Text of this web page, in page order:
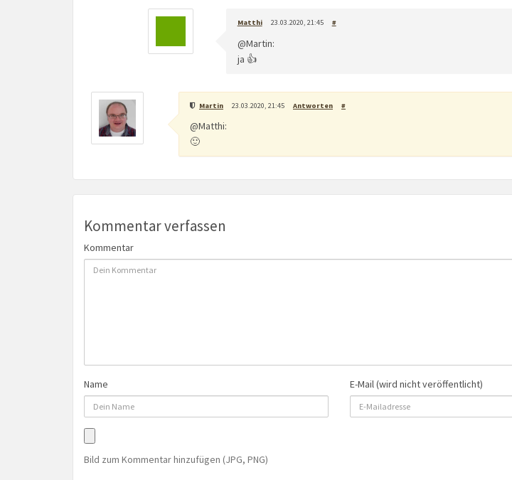
Matthi 23.03.2020, 21:45 #
@Martin:
ja 👍
Martin 23.03.2020, 21:45 Antworten #
@Matthi:
🙂
Kommentar verfassen
Kommentar
Name E-Mail (wird nicht veröffentlicht)
Bild zum Kommentar hinzufügen (JPG, PNG)